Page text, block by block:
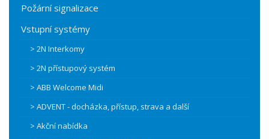
Požární signalizace
Vstupní systémy
> 2N Interkomy
> 2N přístupový systém
> ABB Welcome Midi
> ADVENT - docházka, přístup, strava a další
> Akční nabídka